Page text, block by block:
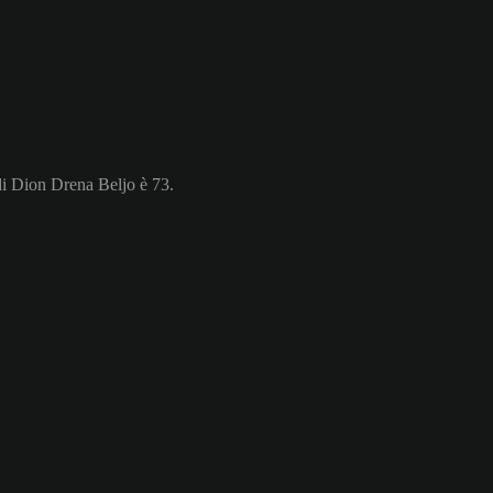
Dion Drena Beljo è 73.